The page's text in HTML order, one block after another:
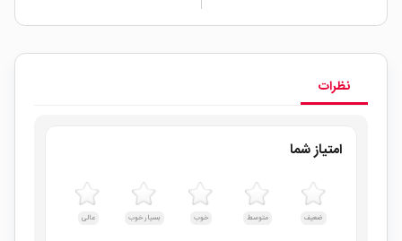
نظرات
امتیاز شما
ضعیف متوسط خوب بسیار خوب عالی